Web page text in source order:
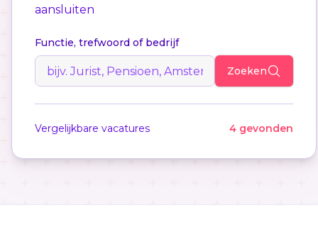
aansluiten
Functie, trefwoord of bedrijf
Zoeken
Vergelijkbare vacatures 4 gevonden